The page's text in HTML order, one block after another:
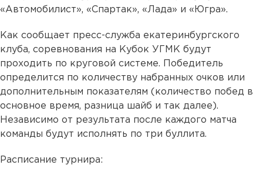
«Автомобилист», «Спартак», «Лада» и «Югра».
Как сообщает пресс-служба екатеринбургского
клуба, соревнования на Кубок УГМК будут
проходить по круговой системе. Победитель
определится по количеству набранных очков или
дополнительным показателям (количество побед в
основное время, разница шайб и так далее).
Независимо от результата после каждого матча
команды будут исполнять по три буллита.
Расписание турнира: